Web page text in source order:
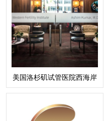
美国洛杉矶试管医院西海岸
生殖医疗中心(WFI)